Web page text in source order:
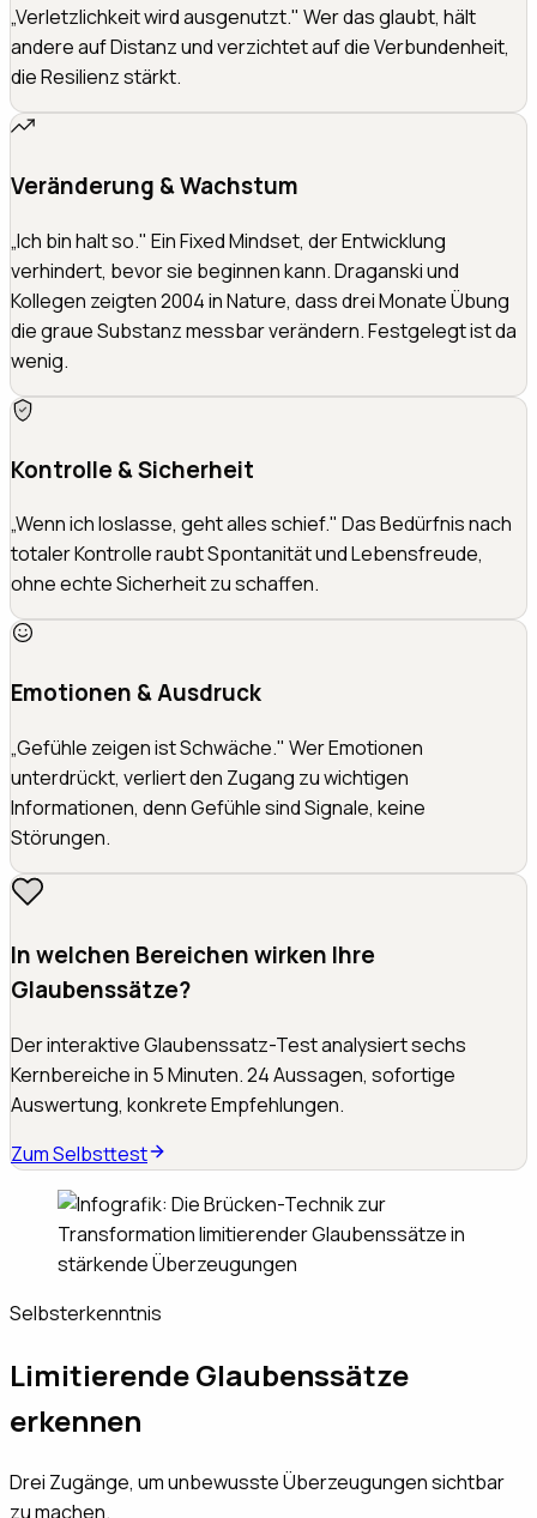
„Verletzlichkeit wird ausgenutzt." Wer das glaubt, hält
andere auf Distanz und verzichtet auf die Verbundenheit,
die Resilienz stärkt.
Veränderung & Wachstum
„Ich bin halt so." Ein Fixed Mindset, der Entwicklung
verhindert, bevor sie beginnen kann. Draganski und
Kollegen zeigten 2004 in Nature, dass drei Monate Übung
die graue Substanz messbar verändern. Festgelegt ist da
wenig.
Kontrolle & Sicherheit
„Wenn ich loslasse, geht alles schief." Das Bedürfnis nach
totaler Kontrolle raubt Spontanität und Lebensfreude,
ohne echte Sicherheit zu schaffen.
Emotionen & Ausdruck
„Gefühle zeigen ist Schwäche." Wer Emotionen
unterdrückt, verliert den Zugang zu wichtigen
Informationen, denn Gefühle sind Signale, keine
Störungen.
In welchen Bereichen wirken Ihre
Glaubenssätze?
Der interaktive Glaubenssatz-Test analysiert sechs
Kernbereiche in 5 Minuten. 24 Aussagen, sofortige
Auswertung, konkrete Empfehlungen.
Zum Selbsttest
Selbsterkenntnis
Limitierende Glaubenssätze
erkennen
Drei Zugänge, um unbewusste Überzeugungen sichtbar
zu machen.